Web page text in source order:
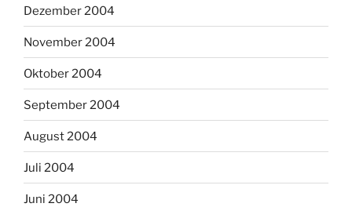
Dezember 2004
November 2004
Oktober 2004
September 2004
August 2004
Juli 2004
Juni 2004